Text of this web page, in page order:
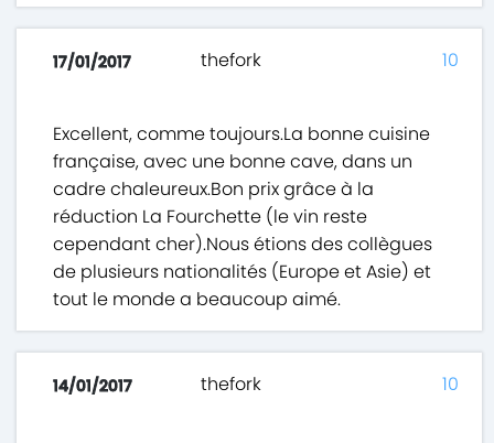
17/01/2017 thefork
Excellent, comme toujours.La bonne cuisine
française, avec une bonne cave, dans un
cadre chaleureux.Bon prix grâce à la
réduction La Fourchette (le vin reste
cependant cher).Nous étions des collègues
de plusieurs nationalités (Europe et Asie) et
tout le monde a beaucoup aimé.
10
14/01/2017 thefork 10